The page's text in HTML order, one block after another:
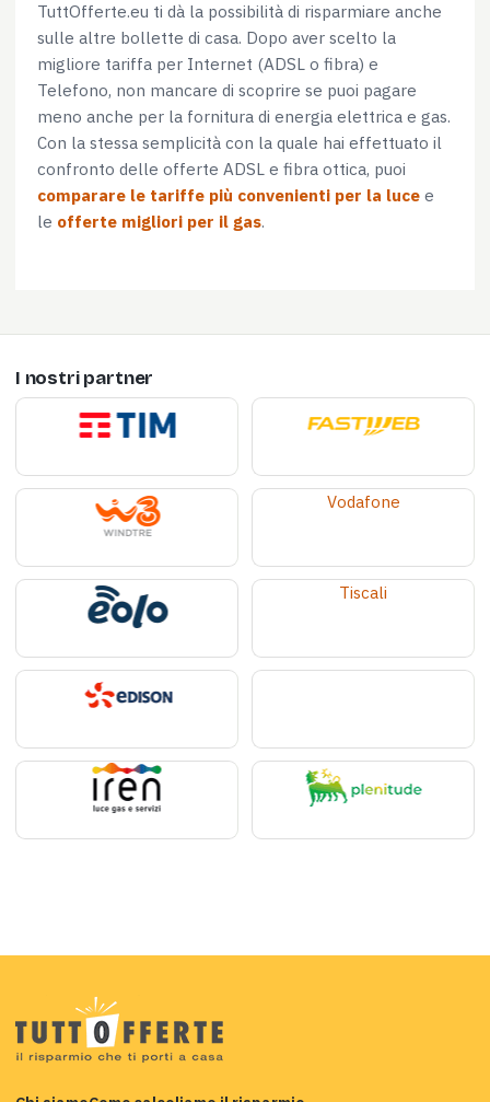
TuttOfferte.eu ti dà la possibilità di risparmiare anche
sulle altre bollette di casa. Dopo aver scelto la
migliore tariffa per Internet (ADSL o fibra) e
Telefono, non mancare di scoprire se puoi pagare
meno anche per la fornitura di energia elettrica e gas.
Con la stessa semplicità con la quale hai effettuato il
confronto delle offerte ADSL e fibra ottica, puoi
comparare le tariffe più convenienti per la luce e
le offerte migliori per il gas.
I nostri partner
Vodafone
Tiscali